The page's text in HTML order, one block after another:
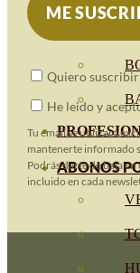
ABONOS
Quiero
He leido y
Tu email se utilizará
mantenerte informado
Podrás darte de baja
incluido en cada